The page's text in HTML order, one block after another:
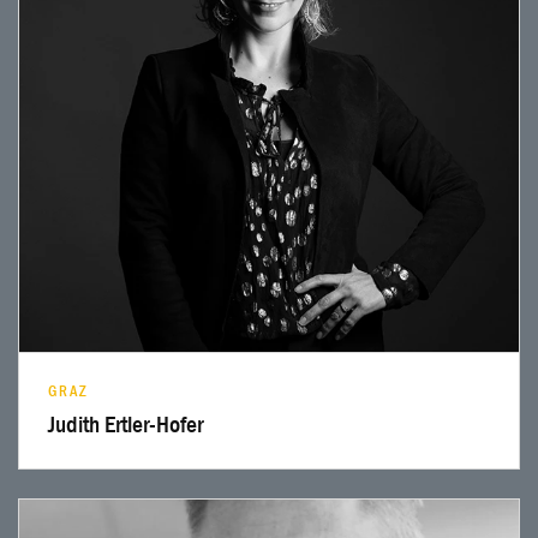
Profil lesen
GRAZ
Judith Ertler-Hofer